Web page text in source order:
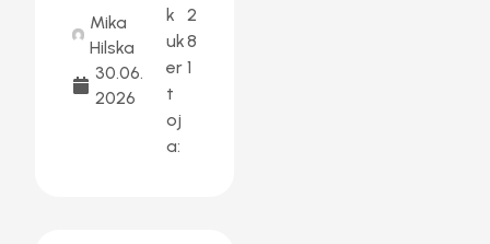
Mika
Hilska
30.06.
2026
k
uk
er
t
oj
a:
2
8
1